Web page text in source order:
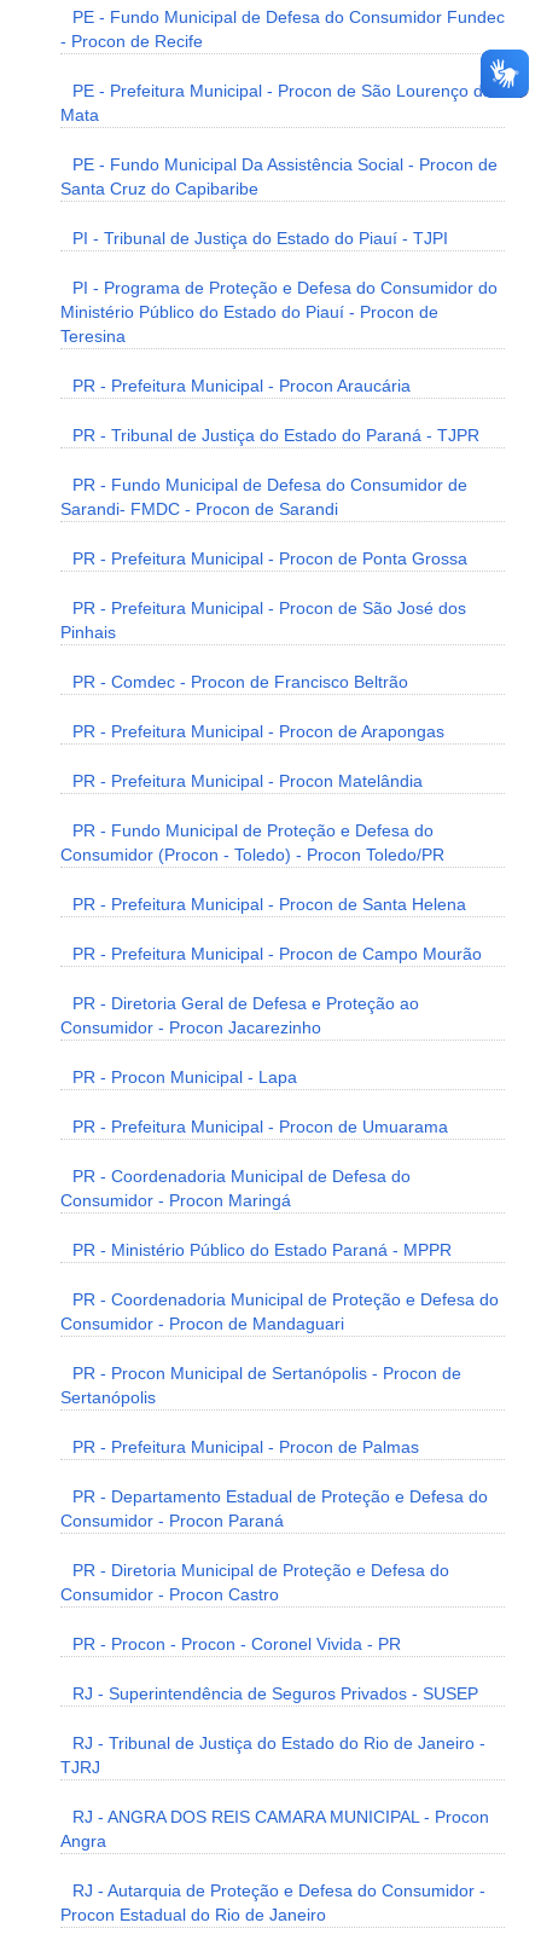
PE - Fundo Municipal de Defesa do Consumidor Fundec
- Procon de Recife
PE - Prefeitura Municipal - Procon de São Lourenço da
Mata
PE - Fundo Municipal Da Assistência Social - Procon de
Santa Cruz do Capibaribe
PI - Tribunal de Justiça do Estado do Piauí - TJPI
PI - Programa de Proteção e Defesa do Consumidor do
Ministério Público do Estado do Piauí - Procon de
Teresina
PR - Prefeitura Municipal - Procon Araucária
PR - Tribunal de Justiça do Estado do Paraná - TJPR
PR - Fundo Municipal de Defesa do Consumidor de
Sarandi- FMDC - Procon de Sarandi
PR - Prefeitura Municipal - Procon de Ponta Grossa
PR - Prefeitura Municipal - Procon de São José dos
Pinhais
PR - Comdec - Procon de Francisco Beltrão
PR - Prefeitura Municipal - Procon de Arapongas
PR - Prefeitura Municipal - Procon Matelândia
PR - Fundo Municipal de Proteção e Defesa do
Consumidor (Procon - Toledo) - Procon Toledo/PR
PR - Prefeitura Municipal - Procon de Santa Helena
PR - Prefeitura Municipal - Procon de Campo Mourão
PR - Diretoria Geral de Defesa e Proteção ao
Consumidor - Procon Jacarezinho
PR - Procon Municipal - Lapa
PR - Prefeitura Municipal - Procon de Umuarama
PR - Coordenadoria Municipal de Defesa do
Consumidor - Procon Maringá
PR - Ministério Público do Estado Paraná - MPPR
PR - Coordenadoria Municipal de Proteção e Defesa do
Consumidor - Procon de Mandaguari
PR - Procon Municipal de Sertanópolis - Procon de
Sertanópolis
PR - Prefeitura Municipal - Procon de Palmas
PR - Departamento Estadual de Proteção e Defesa do
Consumidor - Procon Paraná
PR - Diretoria Municipal de Proteção e Defesa do
Consumidor - Procon Castro
PR - Procon - Procon - Coronel Vivida - PR
RJ - Superintendência de Seguros Privados - SUSEP
RJ - Tribunal de Justiça do Estado do Rio de Janeiro -
TJRJ
RJ - ANGRA DOS REIS CAMARA MUNICIPAL - Procon
Angra
RJ - Autarquia de Proteção e Defesa do Consumidor -
Procon Estadual do Rio de Janeiro